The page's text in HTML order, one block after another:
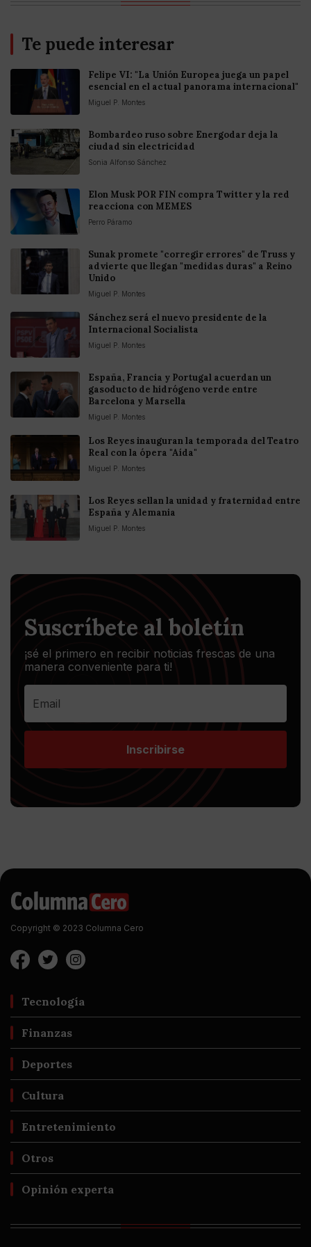
Te puede interesar
Felipe VI: "La Unión Europea juega un papel
esencial en el actual panorama internacional"
Miguel P. Montes
Bombardeo ruso sobre Energodar deja la
ciudad sin electricidad
Sonia Alfonso Sánchez
Elon Musk POR FIN compra Twitter y la red
reacciona con MEMES
Perro Páramo
Sunak promete "corregir errores" de Truss y
advierte que llegan "medidas duras" a Reino
Unido
Miguel P. Montes
Sánchez será el nuevo presidente de la
Internacional Socialista
Miguel P. Montes
España, Francia y Portugal acuerdan un
gasoducto de hidrógeno verde entre
Barcelona y Marsella
Miguel P. Montes
Los Reyes inauguran la temporada del Teatro
Real con la ópera "Aída"
Miguel P. Montes
Los Reyes sellan la unidad y fraternidad entre
España y Alemania
Miguel P. Montes
Suscríbete al boletín
¡sé el primero en recibir noticias frescas de una
manera conveniente para ti!
Inscribirse
Copyright © 2023 Columna Cero
Tecnología
Finanzas
Deportes
Cultura
Entretenimiento
Otros
Opinión experta